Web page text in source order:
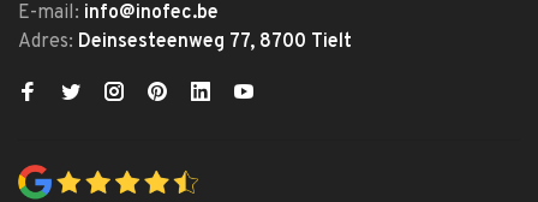
E-mail: info@inofec.be
Adres: Deinsesteenweg 77, 8700 Tielt